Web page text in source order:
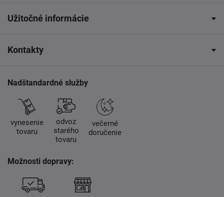
Užitočné informácie
Kontakty
Nadštandardné služby
vynesenie
tovaru
odvoz
starého
tovaru
večerné
doručenie
Možnosti dopravy: